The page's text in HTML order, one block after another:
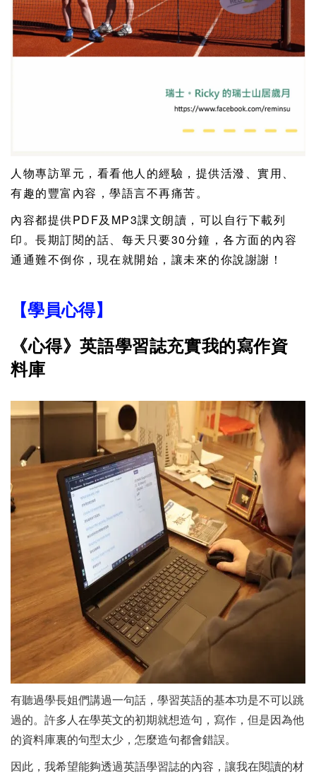
人物專訪單元，看看他人的經驗，提供活潑、實用、
有趣的豐富內容，學語言不再痛苦。
內容都提供PDF及MP3課文朗讀，可以自行下載列
印。長期訂閱的話、每天只要30分鐘，各方面的內容
通通難不倒你，現在就開始，讓未來的你說謝謝！
【學員心得】
《心得》英語學習誌充實我的寫作資
料庫
有聽過學長姐們講過一句話，學習英語的基本功是不可以跳
過的。許多人在學英文的初期就想造句，寫作，但是因為他
的資料庫裏的句型太少，怎麼造句都會錯誤。
因此，我希望能夠透過英語學習誌的內容，讓我在閱讀的材